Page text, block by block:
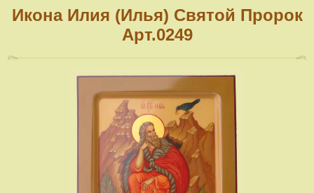
Икона Илия (Илья) Святой Пророк
Арт.0249